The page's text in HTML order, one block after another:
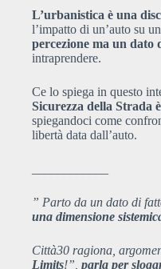
L’urbanistica è una
l’impatto di un’auto su
percezione ma un dato
intraprendere.
Ce lo spiega in questo
Sicurezza della Strada
spiegandoci come
libertà data dall’auto.
” Parto da un dato di
una dimensione
Città30 ragiona,
Limits!”, parla per